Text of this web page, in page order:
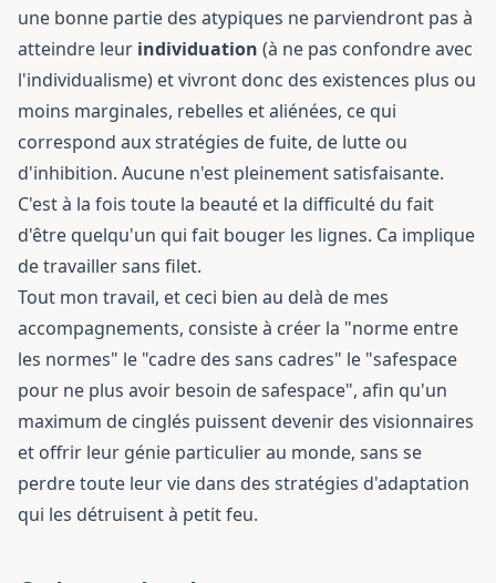
une bonne partie des atypiques ne parviendront pas à
atteindre leur individuation (à ne pas confondre avec
l'individualisme) et vivront donc des existences plus ou
moins marginales, rebelles et aliénées, ce qui
correspond aux stratégies de fuite, de lutte ou
d'inhibition. Aucune n'est pleinement satisfaisante.
C'est à la fois toute la beauté et la difficulté du fait
d'être quelqu'un qui fait bouger les lignes. Ca implique
de travailler sans filet.
Tout mon travail, et ceci bien au delà de mes
accompagnements, consiste à créer la "norme entre
les normes" le "cadre des sans cadres" le "safespace
pour ne plus avoir besoin de safespace", afin qu'un
maximum de cinglés puissent devenir des visionnaires
et offrir leur génie particulier au monde, sans se
perdre toute leur vie dans des stratégies d'adaptation
qui les détruisent à petit feu.